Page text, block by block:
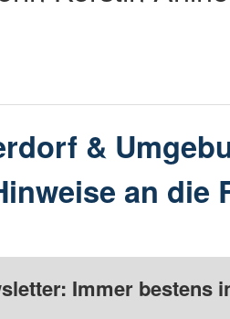
&
an die
Immer bestens